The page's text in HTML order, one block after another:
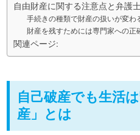
自由財産に関する注意点と弁護
手続きの種類で財産の扱いが変わ
財産を残すためには専門家への正
関連ページ:
自己破産でも生活
産」とは